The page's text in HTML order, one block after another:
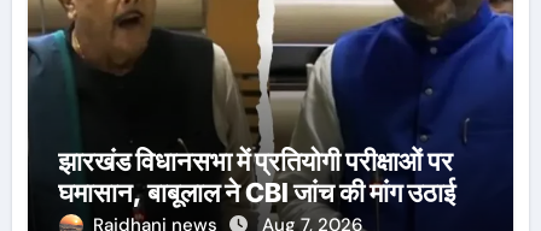
झारखंड विधानसभा में प्रतियोगी परीक्षाओं पर
घमासान, बाबूलाल ने CBI जांच की मांग उठाई
Rajdhani news Aug 7, 2026